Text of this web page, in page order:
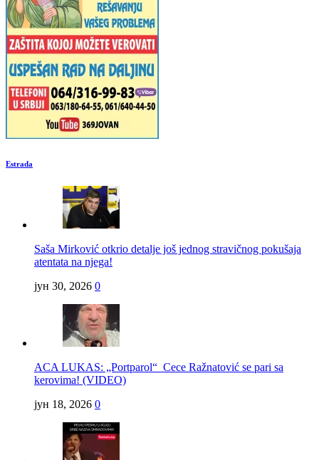
Estrada
Saša Mirković otkrio detalje još jednog stravičnog pokušaja
atentata na njega!
јун 30, 2026 0
ACA LUKAS: „Portparol“ Cece Ražnatović se pari sa
kerovima! (VIDEO)
јун 18, 2026 0